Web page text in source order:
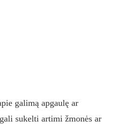
galimą apgaulę ar
sukelti artimi žmonės ar